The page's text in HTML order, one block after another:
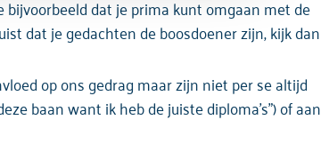
bijvoorbeeld dat je prima kunt omgaan met de
dat je gedachten de boosdoener zijn, kijk dan
op ons gedrag maar zijn niet per se altijd
baan want ik heb de juiste diploma’s”) of aan